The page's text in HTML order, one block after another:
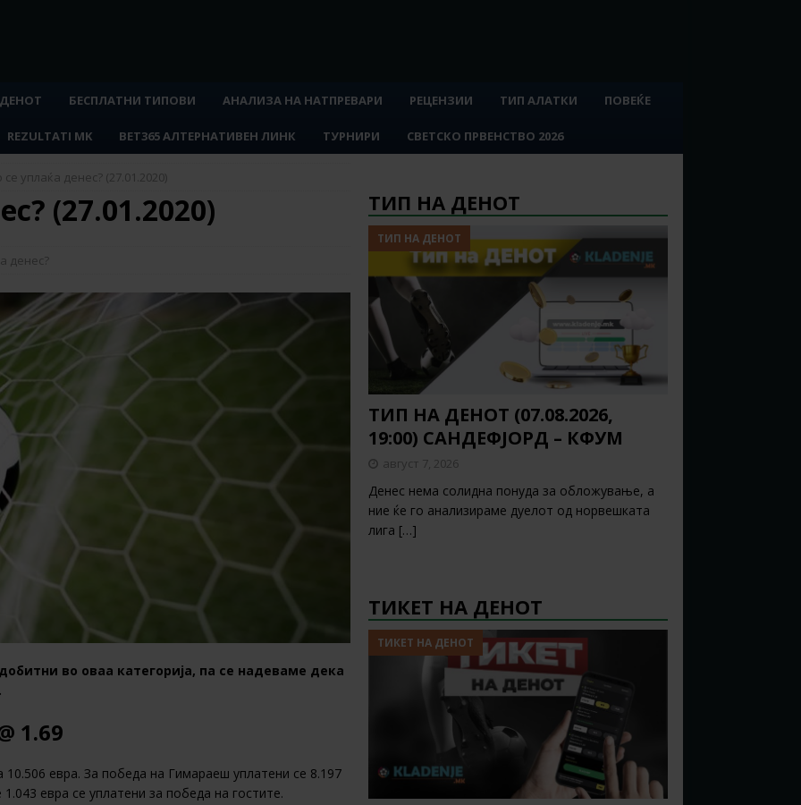
БЕСПЛАТНИ ТИПОВИ АНАЛИЗА НА НАТПРЕВАРИ РЕЦЕНЗИИ ТИП АЛАТКИ ПОВЕЌЕ
REZULTATI MK BET365 АЛТЕРНАТИВЕН ЛИНК ТУРНИРИ СВЕТСКО ПРВЕНСТВО 2026
уплаќа денес? (27.01.2020)
(27.01.2020)
во оваа категорија, па се надеваме дека
1.69
10.506 евра. За победа на Гимараеш уплатени се 8.197
евра се уплатени за победа на гостите.
ТИП НА ДЕНОТ
ТИП НА ДЕНОТ
ТИП НА ДЕНОТ (07.08.2026,
19:00) САНДЕФЈОРД – КФУМ
август 7, 2026
Денес нема солидна понуда за обложување, а
ние ќе го анализираме дуелот од норвешката
лига […]
ТИКЕТ НА ДЕНОТ
ТИКЕТ НА ДЕНОТ